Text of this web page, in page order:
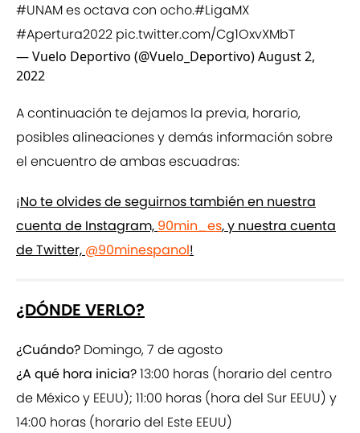
#UNAMes octava con ocho.#LigaMX
#Apertura2022 pic.twitter.com/Cg1OxvXMbT
— Vuelo Deportivo (@Vuelo_Deportivo)August 2,
2022
A continuación te dejamos la previa, horario,
posibles alineaciones y demás información sobre
el encuentro de ambas escuadras:
¡No te olvides de seguirnos también en nuestra
cuenta de Instagram, 90min_es, y nuestra cuenta
de Twitter, @90minespanol!
¿DÓNDE VERLO?
¿Cuándo? Domingo, 7 de agosto
¿A qué hora inicia?13:00 horas (horario del centro
de México y EEUU); 11:00 horas (hora del Sur EEUU) y
14:00 horas (horario del Este EEUU)